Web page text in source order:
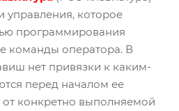
управления, которое
программирования
команды оператора. В
нет привязки к каким-
перед началом ее
от конкретно выполняемой